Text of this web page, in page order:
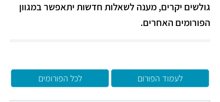
גולשים יקרים, מענה לשאלות חדשות יתאפשר במגוון
הפורומים האחרים.
לעמוד הפורום לכל הפורומים